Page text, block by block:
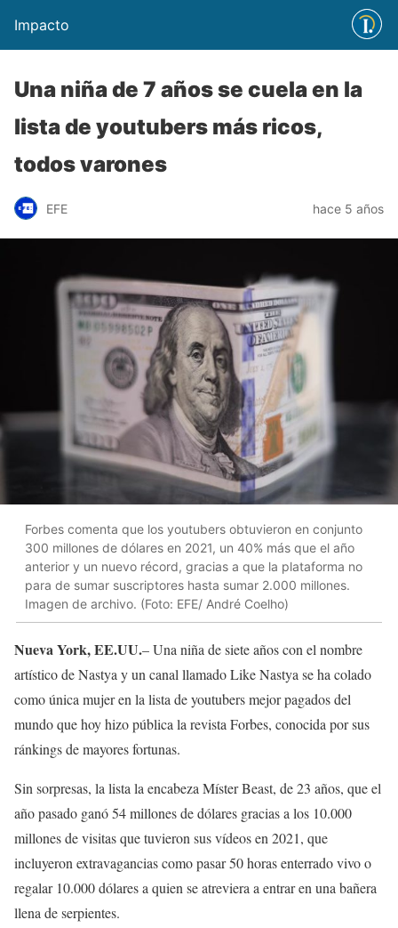
Impacto
Una niña de 7 años se cuela en la
lista de youtubers más ricos,
todos varones
EFE hace 5 años
Forbes comenta que los youtubers obtuvieron en conjunto
300 millones de dólares en 2021, un 40% más que el año
anterior y un nuevo récord, gracias a que la plataforma no
para de sumar suscriptores hasta sumar 2.000 millones.
Imagen de archivo. (Foto: EFE/ André Coelho)
Nueva York, EE.UU.– Una niña de siete años con el nombre
artístico de Nastya y un canal llamado Like Nastya se ha colado
como única mujer en la lista de youtubers mejor pagados del
mundo que hoy hizo pública la revista Forbes, conocida por sus
ránkings de mayores fortunas.
Sin sorpresas, la lista la encabeza Míster Beast, de 23 años, que el
año pasado ganó 54 millones de dólares gracias a los 10.000
millones de visitas que tuvieron sus vídeos en 2021, que
incluyeron extravagancias como pasar 50 horas enterrado vivo o
regalar 10.000 dólares a quien se atreviera a entrar en una bañera
llena de serpientes.